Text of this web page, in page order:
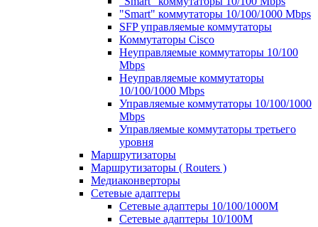
"Smart" коммутаторы 10/100/1000 Mbps
SFP управляемые коммутаторы
Коммутаторы Cisco
Неуправляемые коммутаторы 10/100
Mbps
Неуправляемые коммутаторы
10/100/1000 Mbps
Управляемые коммутаторы 10/100/1000
Mbps
Управляемые коммутаторы третьего
уровня
Маршрутизаторы
Маршрутизаторы ( Routers )
Медиаконверторы
Сетевые адаптеры
Сетевые адаптеры 10/100/1000М
Сетевые адаптеры 10/100M